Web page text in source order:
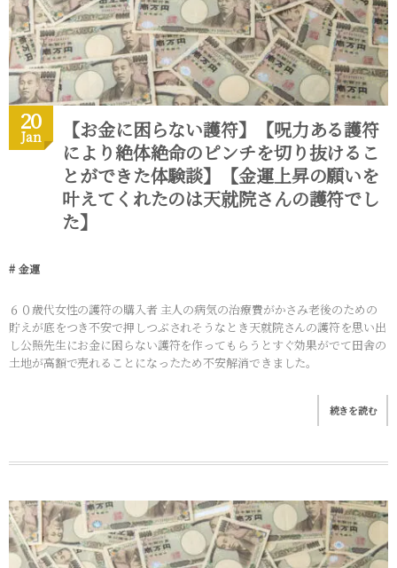
20
Jan
【お金に困らない護符】【呪力ある護符
により絶体絶命のピンチを切り抜けるこ
とができた体験談】【金運上昇の願いを
叶えてくれたのは天就院さんの護符でし
た】
金運
６０歳代女性の護符の購入者 主人の病気の治療費がかさみ老後のための
貯えが底をつき不安で押しつぶされそうなとき天就院さんの護符を思い出
し公照先生にお金に困らない護符を作ってもらうとすぐ効果がでて田舎の
土地が高額で売れることになったため不安解消できました。
続きを読む